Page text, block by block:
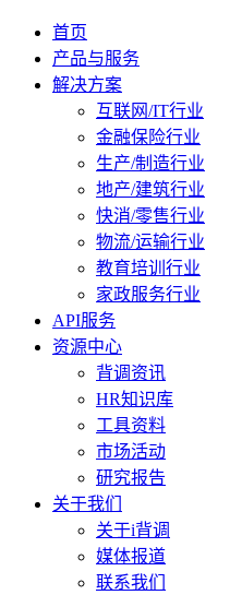
首页
产品与服务
解决方案
互联网/IT行业
金融保险行业
生产/制造行业
地产/建筑行业
快消/零售行业
物流/运输行业
教育培训行业
家政服务行业
API服务
资源中心
背调资讯
HR知识库
工具资料
市场活动
研究报告
关于我们
关于i背调
媒体报道
联系我们